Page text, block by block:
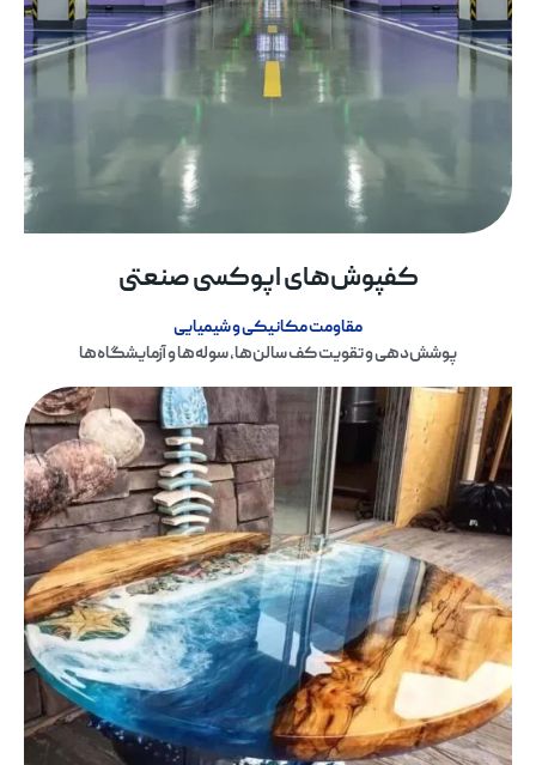
کفپوش‌های اپوکسی صنعتی
مقاومت مکانیکی و شیمیایی
پوشش‌دهی و تقویت کف سالن‌ها، سوله‌ها و آزمایشگاه‌ها